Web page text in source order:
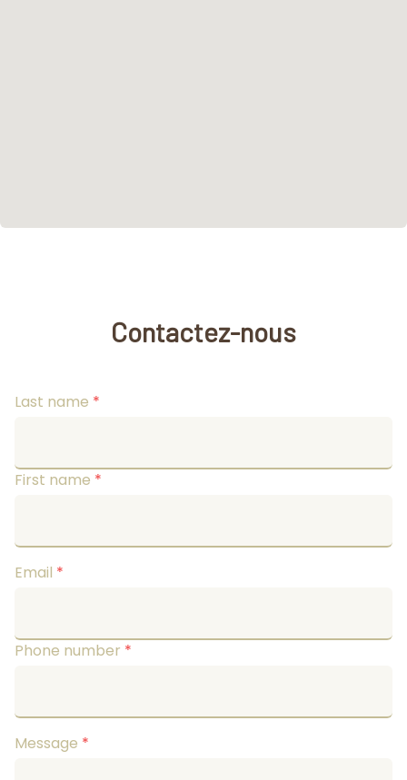
Contactez-nous
Last name *
First name *
Email *
Phone number *
Message *